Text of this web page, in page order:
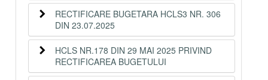
RECTIFICARE BUGETARA HCLS3 NR. 306
DIN 23.07.2025
HCLS NR.178 DIN 29 MAI 2025 PRIVIND
RECTIFICAREA BUGETULUI